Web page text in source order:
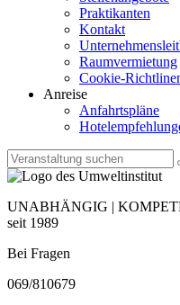
Praktikanten
Kontakt
Raumvermietung
Cookie-
Anreise
Anfahrtspläne
UNABHÄNGIG |
seit 1989
Bei Fragen
069/810679